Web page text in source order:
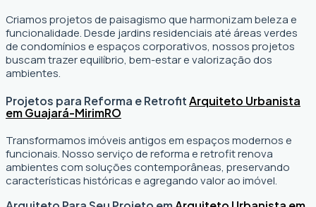
Criamos projetos de paisagismo que harmonizam beleza e
funcionalidade. Desde jardins residenciais até áreas verdes
de condomínios e espaços corporativos, nossos projetos
buscam trazer equilíbrio, bem-estar e valorização dos
ambientes.
Projetos para Reforma e RetrofitArquiteto Urbanista
em Guajará-MirimRO
Transformamos imóveis antigos em espaços modernos e
funcionais. Nosso serviço de reforma e retrofit renova
ambientes com soluções contemporâneas, preservando
características históricas e agregando valor ao imóvel.